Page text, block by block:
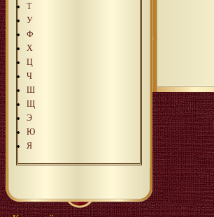
Т
У
Ф
Х
Ц
Ч
Ш
Щ
Э
Ю
Я